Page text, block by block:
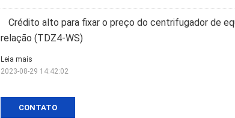
Crédito alto para fixar o preço do centrifugador de
relação (TDZ4-WS)
CONTATO
Leia mais
2023-08-29 14:42:02